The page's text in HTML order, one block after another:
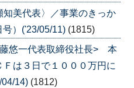
美代表〉／事業のきっか
）('23/05/11) (1815)
悠一代表取締役社長> 本
は３日で１０００万円に
04/14) (1812)